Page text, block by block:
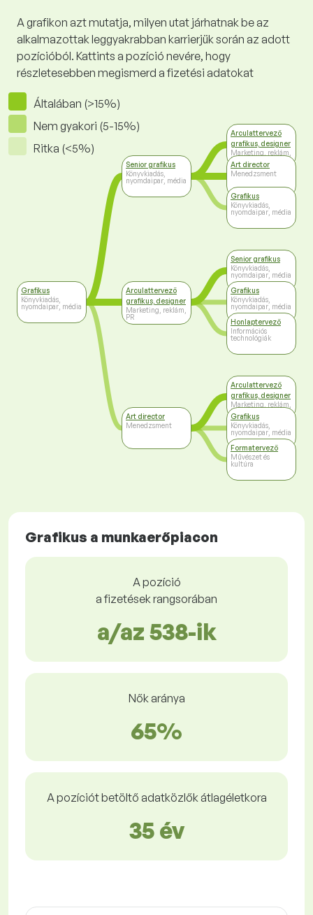
A grafikon azt mutatja, milyen utat járhatnak be az
alkalmazottak leggyakrabban karrierjük során az adott
pozícióból. Kattints a pozíció nevére, hogy
részletesebben megismerd a fizetési adatokat
Általában (>15%)
Nem gyakori (5-15%)
Ritka (<5%)
Grafikus
Könyvkiadás,
nyomdaipar, média
Senior grafikus
Könyvkiadás,
nyomdaipar, média
Arculattervező
grafikus, designer
Marketing, reklám,
PR
Art director
Menedzsment
Arculattervező
grafikus, designer
Marketing, reklám,
PR
Art director
Menedzsment
Grafikus
Könyvkiadás,
nyomdaipar, média
Senior grafikus
Könyvkiadás,
nyomdaipar, média
Grafikus
Könyvkiadás,
nyomdaipar, média
Honlaptervező
Információs
technológiák
Arculattervező
grafikus, designer
Marketing, reklám,
PR
Grafikus
Könyvkiadás,
nyomdaipar, média
Formatervező
Művészet és
kultúra
Grafikus a munkaerőpiacon
A pozíció
a fizetések rangsorában
a/az 538-ik
Nők aránya
65%
A pozíciót betöltő adatközlők átlagéletkora
35 év